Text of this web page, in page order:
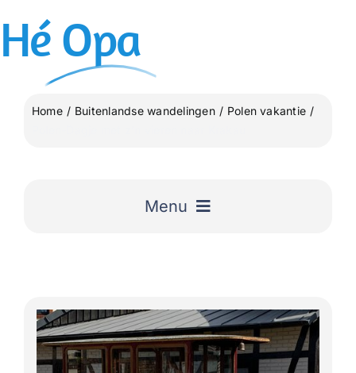
inhoud
Hé Opa
Home Buitenlandse wandelingen
Polen vakantie
Menu
Uitgelicht
Lange Afstand Wandeltochten